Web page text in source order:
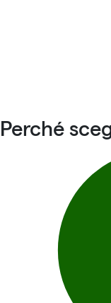
Perché